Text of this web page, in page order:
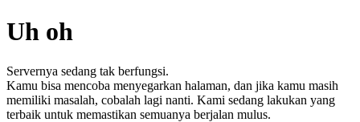
Uh oh
Servernya sedang tak berfungsi.
Kamu bisa mencoba menyegarkan halaman, dan jika kamu masih
memiliki masalah, cobalah lagi nanti. Kami sedang lakukan yang
terbaik untuk memastikan semuanya berjalan mulus.